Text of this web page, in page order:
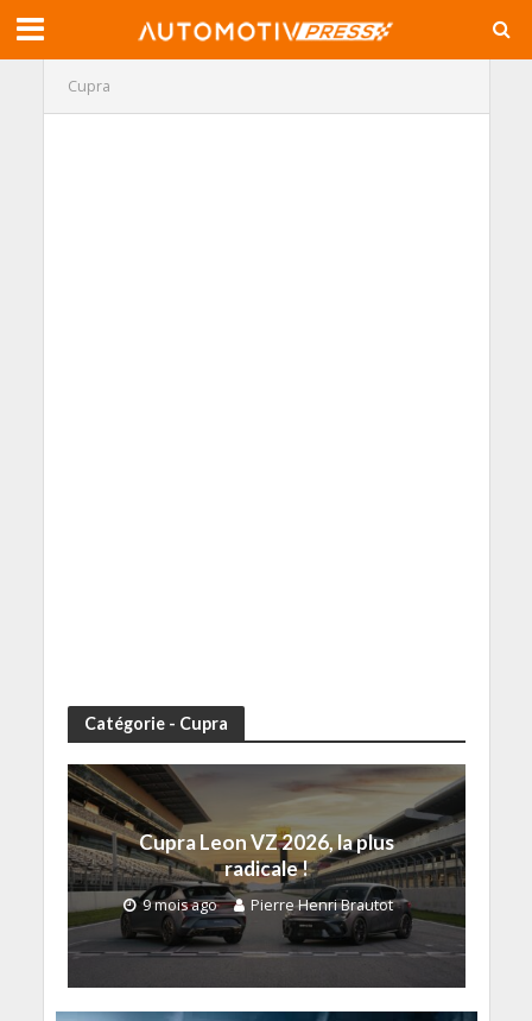
Cupra
Catégorie - Cupra
Cupra Leon VZ 2026, la plus
radicale !
9 mois ago Pierre Henri Brautot